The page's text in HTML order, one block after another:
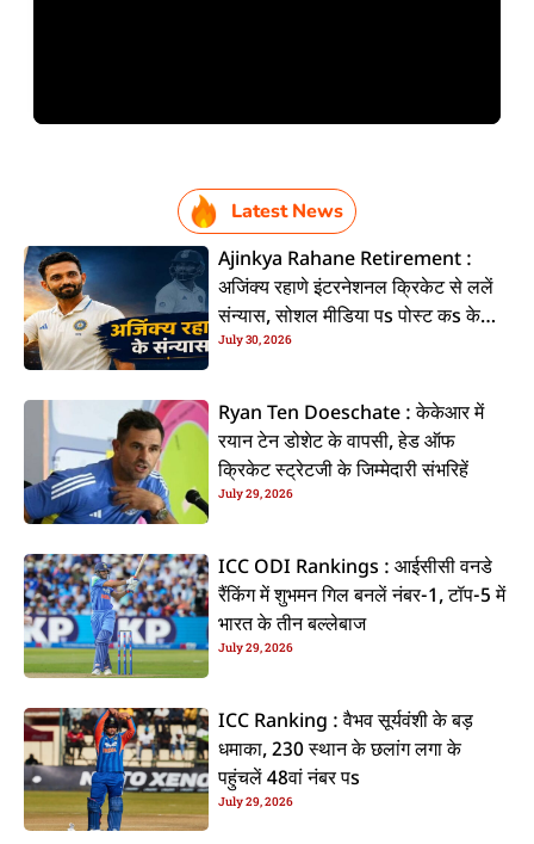
Latest News
Ajinkya Rahane Retirement :
अजिंक्य रहाणे इंटरनेशनल क्रिकेट से ललें
संन्यास, सोशल मीडिया पs पोस्ट कs के
कइलें एलान
July 30, 2026
Ryan Ten Doeschate : केकेआर में
रयान टेन डोशेट के वापसी, हेड ऑफ
क्रिकेट स्ट्रेटजी के जिम्मेदारी संभरिहें
July 29, 2026
ICC ODI Rankings : आईसीसी वनडे
रैंकिंग में शुभमन गिल बनलें नंबर-1, टॉप-5 में
भारत के तीन बल्लेबाज
July 29, 2026
ICC Ranking : वैभव सूर्यवंशी के बड़
धमाका, 230 स्थान के छलांग लगा के
पहुंचलें 48वां नंबर पs
July 29, 2026